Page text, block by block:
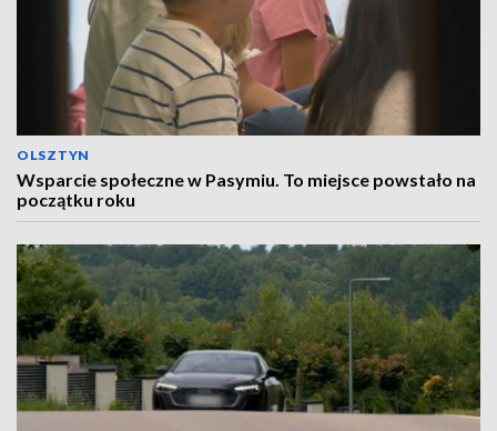
OLSZTYN
Wsparcie społeczne w Pasymiu. To miejsce powstało na
początku roku